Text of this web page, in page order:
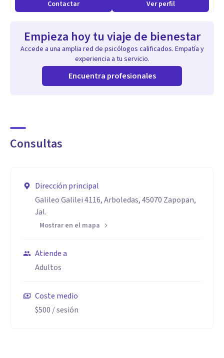
Experiencia docente de 10 años en licenciaturas y maestrías
Contactar Ver perfil
Empieza hoy tu viaje de bienestar
Accede a una amplia red de psicólogos calificados. Empatía y
experiencia a tu servicio.
Encuentra profesionales
Consultas
Dirección principal
Galileo Galilei 4116, Arboledas, 45070 Zapopan,
Jal.
Mostrar en el mapa
Atiende a
Adultos
Coste medio
$500 / sesión